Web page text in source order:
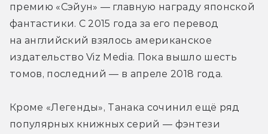
премию «Сэйун» — главную награду японской
фантастики. С 2015 года за его перевод
на английский взялось американское
издательство Viz Media. Пока вышло шесть
томов, последний — в апреле 2018 года.
Кроме «Легенды», Танака сочинил ещё ряд
популярных книжных серий — фэнтези